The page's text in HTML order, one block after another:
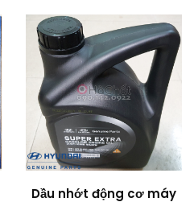
Dầu nhớt động cơ máy